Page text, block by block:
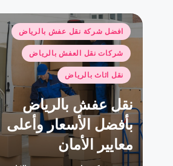
نُشر
في
افضل شركة نقل عفش بالرياض
شركات نقل العفش بالرياض
نقل اثاث بالرياض
نقل عفش بالرياض
بأفضل الأسعار وأعلى
معايير الأمان